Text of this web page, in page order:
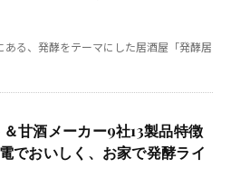
ある、発酵をテーマにした居酒屋「発酵居
甘酒メーカー9社13製品特徴
でおいしく、お家で発酵ライ